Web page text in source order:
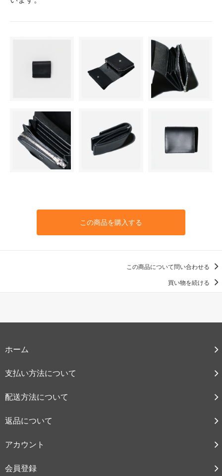
この商品を購入する
この商品について問い合わせる
買い物を続ける
ホーム
支払い方法について
配送方法について
返品について
アカウント
会員登録